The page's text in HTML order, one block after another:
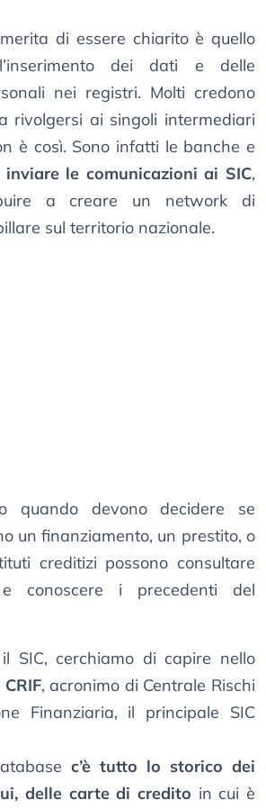
di essere chiarito è quello
dei dati e delle
nei registri. Molti credono
rivolgersi ai singoli intermediari
è così. Sono infatti le banche e
inviare le comunicazioni ai SIC,
a creare un network di
sul territorio nazionale.
quando devono decidere se
un finanziamento, un prestito, o
creditizi possono consultare
conoscere i precedenti del
il SIC, cerchiamo di capire nello
CRIF, acronimo di Centrale Rischi
Finanziaria, il principale SIC
c’è tutto lo storico dei
delle carte di credito in cui è